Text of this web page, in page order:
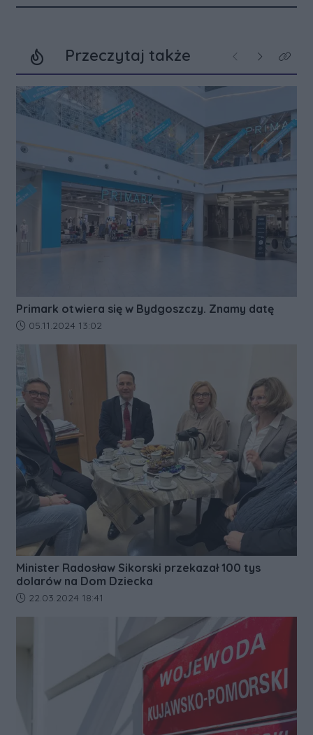
Przeczytaj także Poprzednie
NastępneKliknij
Primark otwiera się w Bydgoszczy. Znamy datę
Data dodania artykułu:
05.11.2024 13:02
Minister Radosław Sikorski przekazał 100 tys
dolarów na Dom Dziecka
Data dodania artykułu:
22.03.2024 18:41